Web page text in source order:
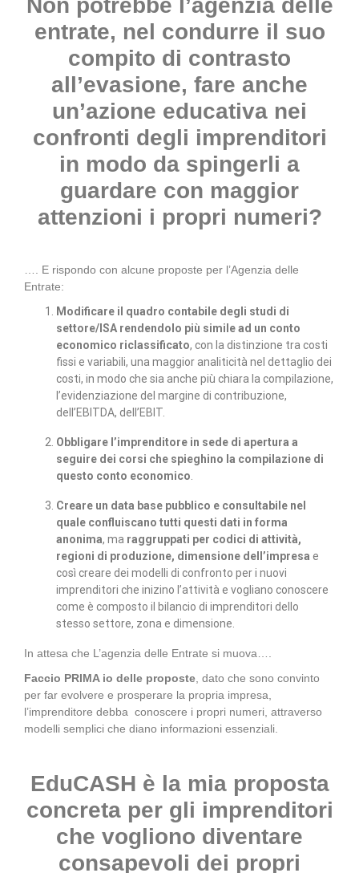
entrate, nel condurre il suo
compito di contrasto
all’evasione, fare anche
un’azione educativa nei
confronti degli imprenditori
in modo da spingerli a
guardare con maggior
attenzioni i propri numeri?
…. E rispondo con alcune proposte per l’Agenzia delle
Entrate:
Modificare il quadro contabile degli studi di
settore/ISA rendendolo più simile ad un conto
economico riclassificato, con la distinzione tra costi
fissi e variabili, una maggior analiticità nel dettaglio dei
costi, in modo che sia anche più chiara la compilazione,
l’evidenziazione del margine di contribuzione,
dell’EBITDA, dell’EBIT.
Obbligare l’imprenditore in sede di apertura a
seguire dei corsi che spieghino la compilazione di
questo conto economico
Creare un data base pubblico e consultabile nel
quale confluiscano tutti questi dati in forma
anonima, ma raggruppati per codici di attività,
regioni di produzione, dimensione dell’impresa e
così creare dei modelli di confronto per i nuovi
imprenditori che inizino l’attività e vogliano conoscere
come è composto il bilancio di imprenditori dello
stesso settore, zona e dimensione.
In attesa che L’agenzia delle Entrate si muova….
Faccio PRIMA io delle proposte , dato che sono convinto
per far evolvere e prosperare la propria impresa,
l’imprenditore debba conoscere i propri numeri, attraverso
modelli semplici che diano informazioni essenziali.
EduCASH è la mia proposta
concreta per gli imprenditori
che vogliono diventare
consapevoli dei propri